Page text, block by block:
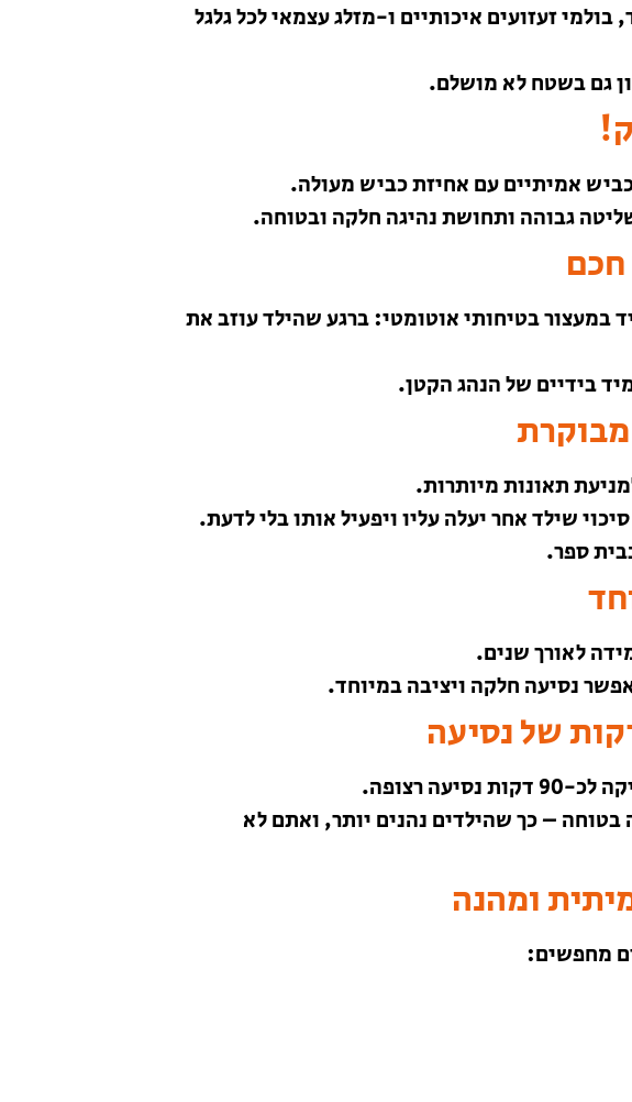
זעזועים איכותיים ו-מזלג עצמאי לכל גלגל
גם בשטח לא מושלם.
כביש אמיתיים עם אחיזת כביש מעולה.
גבוהה ותחושת נהיגה חלקה ובטוחה.
חכם
במעצור בטיחותי אוטומטי: ברגע שהילד עוזב את
בידיים של הנהג הקטן.
מבוקרת
תאונות מיותרות.
שילד אחר יעלה עליו ויפעיל אותו בלי לדעת.
ספר.
לאורך שנים.
נסיעה חלקה ויציבה במיוחד.
רצופה.
– כך שהילדים נהנים יותר, ואתם לא
ומהנה
מחפשים: